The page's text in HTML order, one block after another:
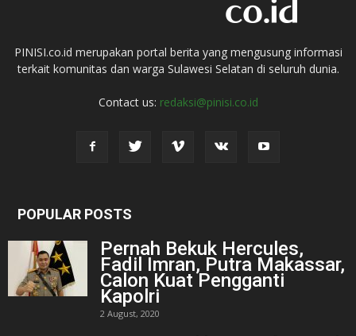
PINISI.co.id merupakan portal berita yang mengusung informasi
terkait komunitas dan warga Sulawesi Selatan di seluruh dunia.
Contact us: redaksi@pinisi.co.id
POPULAR POSTS
Pernah Bekuk Hercules,
Fadil Imran, Putra Makassar,
Calon Kuat Pengganti
Kapolri
2 August, 2020